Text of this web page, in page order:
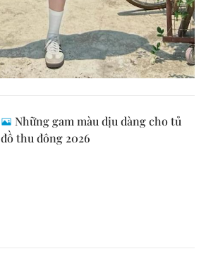
Những gam màu dịu dàng cho tủ
đồ thu đông 2026